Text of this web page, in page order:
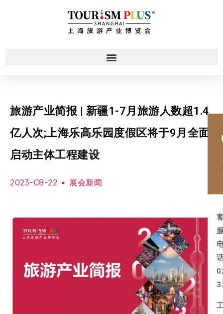
旅游产业简报 | 新疆1-7月旅游人数超1.4
亿人次;上海乐高乐园度假区将于9月全面
启动主体工程建设
2023-08-22 展会新闻